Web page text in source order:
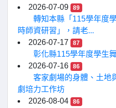
2026-07-09
89
轉知本縣「115學年度
時師資研習」，請老...
2026-07-17
87
彰化縣115學年度學生
2026-07-16
86
客家劇場的身體、土地
劇培力工作坊
2026-08-04
86